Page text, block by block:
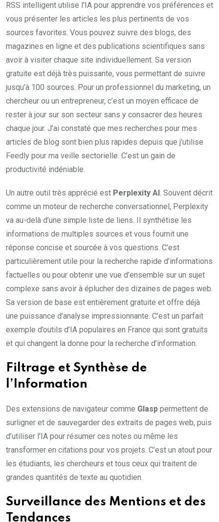
RSS intelligent utilise l’IA pour apprendre vos préférences et
vous présenter les articles les plus pertinents de vos
sources favorites. Vous pouvez suivre des blogs, des
magazines en ligne et des publications scientifiques sans
avoir à visiter chaque site individuellement. Sa version
gratuite est déjà très puissante, vous permettant de suivre
jusqu’à 100 sources. Pour un professionnel du marketing, un
chercheur ou un entrepreneur, c’est un moyen efficace de
rester à jour sur son secteur sans y consacrer des heures
chaque jour. J’ai constaté que mes recherches pour mes
articles de blog sont bien plus rapides depuis que j’utilise
Feedly pour ma veille sectorielle. C’est un gain de
productivité indéniable.
Un autre outil très apprécié est Perplexity AI . Souvent décrit
comme un moteur de recherche conversationnel, Perplexity
va au-delà d’une simple liste de liens. Il synthétise les
informations de multiples sources et vous fournit une
réponse concise et sourcée à vos questions. C’est
particulièrement utile pour la recherche rapide d’informations
factuelles ou pour obtenir une vue d’ensemble sur un sujet
complexe sans avoir à éplucher des dizaines de pages web.
Sa version de base est entièrement gratuite et offre déjà
une puissance d’analyse impressionnante. C’est un parfait
exemple d’outils d’IA populaires en France qui sont gratuits
et qui changent la donne pour la recherche d’information.
Filtrage et Synthèse de
l’Information
Des extensions de navigateur comme Glasp permettent de
surligner et de sauvegarder des extraits de pages web, puis
d’utiliser l’IA pour résumer ces notes ou même les
transformer en citations pour vos projets. C’est un atout pour
les étudiants, les chercheurs et tous ceux qui traitent de
grandes quantités de texte au quotidien.
Surveillance des Mentions et des
Tendances